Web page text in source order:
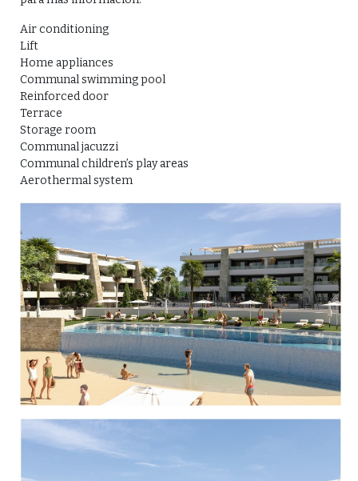
Air conditioning
Lift
Home appliances
Communal swimming pool
Reinforced door
Terrace
Storage room
Communal jacuzzi
Communal children’s play areas
Aerothermal system